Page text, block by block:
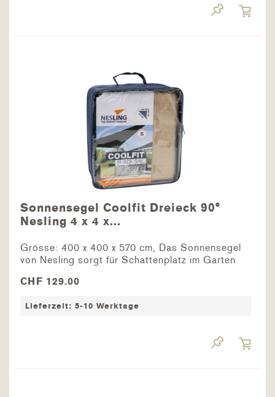
Sonnensegel Coolfit Dreieck 90°
Nesling 4 x 4 x...
Grösse: 400 x 400 x 570 cm, Das Sonnensegel
von Nesling sorgt für Schattenplatz im Garten
ist äusserst UV-beständig, strapazierfähig und
Sonnensegel...
CHF 129.00
Lieferzeit: 5-10 Werktage